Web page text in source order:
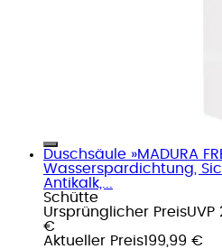
Duschsäule »MADURA
Wasserspardichtung,
Antikalk,...
Schütte
Ursprünglicher PreisUVP
€
Aktueller Preis199,99 €